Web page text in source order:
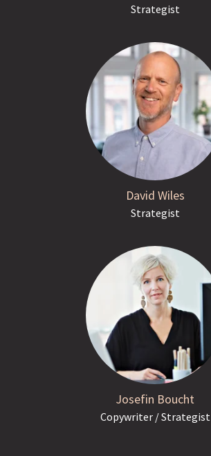
Strategist
David Wiles
Strategist
Josefin Boucht
Copywriter / Strategist